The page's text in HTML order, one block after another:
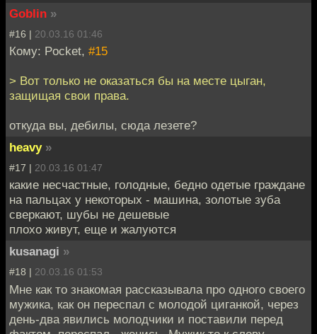
Goblin »
#16 | 20.03.16 01:46
Кому: Pocket, #15
> Вот только не оказаться бы на месте цыган,
защищая свои права.
откуда вы, дебилы, сюда лезете?
heavy »
#17 | 20.03.16 01:47
какие несчастные, голодные, бедно одетые граждане
на пальцах у некоторых - машина, золотые зуба
сверкают, шубы не дешевые
плохо живут, еще и жалуются
kusanagi »
#18 | 20.03.16 01:53
Мне как то знакомая рассказывала про одного своего
мужика, как он переспал с молодой циганкой, через
день-два явились молодчики и поставили перед